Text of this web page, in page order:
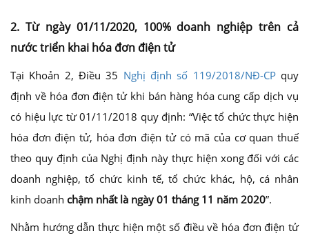
2. Từ ngày 01/11/2020, 100% doanh nghiệp trên cả
nước triển khai hóa đơn điện tử
Tại Khoản 2, Điều 35 Nghị định số 119/2018/NĐ-CPquy
định về hóa đơn điện tử khi bán hàng hóa cung cấp dịch vụ
có hiệu lực từ 01/11/2018 quy định: “Việc tổ chức thực hiện
hóa đơn điện tử, hóa đơn điện tử có mã của cơ quan thuế
theo quy định của Nghị định này thực hiện xong đối với các
doanh nghiệp, tổ chức kinh tế, tổ chức khác, hộ, cá nhân
kinh doanh chậm nhất là ngày 01 tháng 11 năm 2020”.
Nhằm hướng dẫn thực hiện một số điều về hóa đơn điện tử